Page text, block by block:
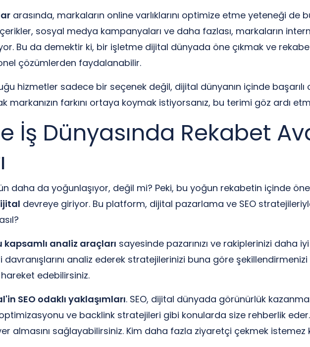
arasında, markaların online varlıklarını optimize etme yeteneği de
sosyal medya kampanyaları ve daha fazlası, markaların
Bu da demektir ki, bir işletme dijital dünyada öne çıkmak ve
çözümlerden faydalanabilir.
hizmetler sadece bir seçenek değil, dijital dünyanın içinde başarılı
markanızın farkını ortaya koymak istiyorsanız, bu terimi göz ardı
İş Dünyasında Rekabet
daha da yoğunlaşıyor, değil mi? Peki, bu yoğun rekabetin içinde
devreye giriyor. Bu platform, dijital pazarlama ve SEO
analiz araçları sayesinde pazarınızı ve rakiplerinizi daha
analiz ederek stratejilerinizi buna göre şekillendirmenizi
edebilirsiniz.
SEO odaklı yaklaşımları. SEO, dijital dünyada görünürlük
ve backlink stratejileri gibi konularda size rehberlik
almasını sağlayabilirsiniz. Kim daha fazla ziyaretçi çekmek istemez